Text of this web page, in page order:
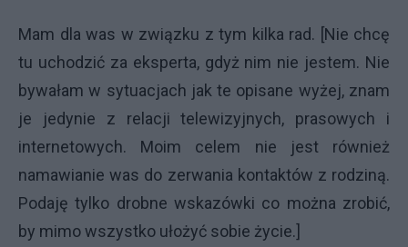
Mam dla was w związku z tym kilka rad. [Nie chcę
tu uchodzić za eksperta, gdyż nim nie jestem. Nie
bywałam w sytuacjach jak te opisane wyżej, znam
je jedynie z relacji telewizyjnych, prasowych i
internetowych. Moim celem nie jest również
namawianie was do zerwania kontaktów z rodziną.
Podaję tylko drobne wskazówki co można zrobić,
by mimo wszystko ułożyć sobie życie.]